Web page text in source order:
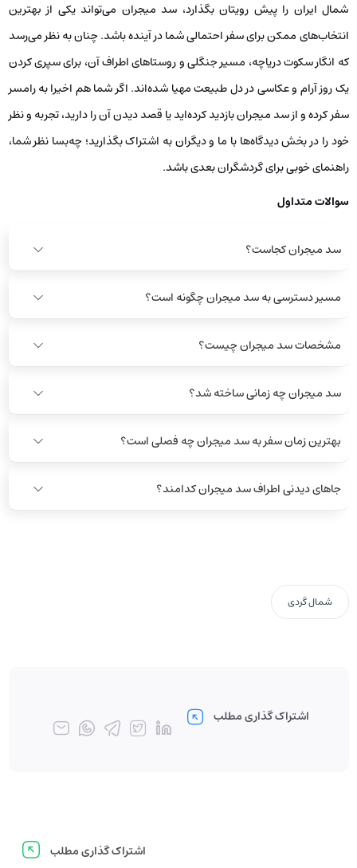
شمال ایران را پیش رویتان بگذارد، سد میجران می‌تواند یکی از بهترین
انتخاب‌های ممکن برای سفر احتمالی شما در آینده باشد. چنان به نظر می‌رسد
که انگار سکوت دریاچه، مسیر جنگلی و روستاهای اطراف آن، برای سپری کردن
یک روز آرام و عکاسی در دل طبیعت مهیا شده‌اند. اگر شما هم اخیرا به رامسر
سفر کرده و از سد میجران بازدید کرده‌اید یا قصد دیدن آن را دارید، تجربه و نظر
خود را در بخش دیدگاه‌ها با ما و دیگران به اشتراک بگذارید؛ چه‌بسا نظر شما،
راهنمای خوبی برای گردشگران بعدی باشد.
سوالات متداول
سد میجران کجاست؟
مسیر دسترسی به سد میجران چگونه است؟
مشخصات سد میجران چیست؟
سد میجران چه زمانی ساخته شد؟
بهترین زمان سفر به سد میجران چه فصلی است؟
جاهای دیدنی اطراف سد میجران کدامند؟
شمال گردی
اشتراک گذاری مطلب
اشتراک گذاری مطلب